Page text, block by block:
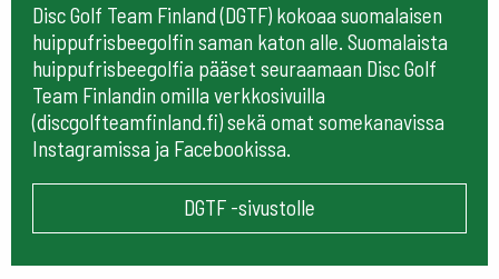
Disc Golf Team Finland (DGTF) kokoaa suomalaisen
huippufrisbeegolfin saman katon alle. Suomalaista
huippufrisbeegolfia pääset seuraamaan Disc Golf
Team Finlandin omilla verkkosivuilla
(discgolfteamfinland.fi) sekä omat somekanavissa
Instagramissa ja Facebookissa.
DGTF -sivustolle